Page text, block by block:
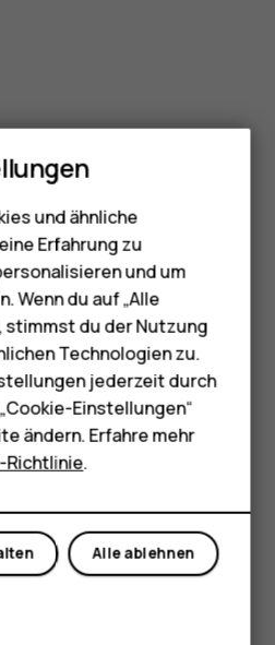
Senioren
und ähnliche
Erfahrung zu
und um
Wenn du auf „Alle
stimmst du der Nutzung
Technologien zu.
jederzeit durch
Einstellungen“
ändern. Erfahre mehr
Richtlinie.
Alle ablehnen